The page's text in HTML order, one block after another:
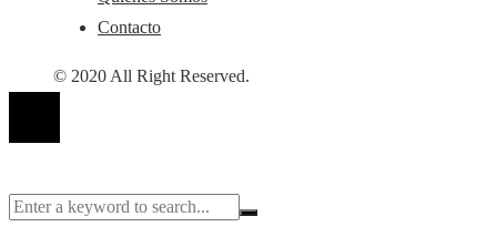
Contacto
© 2020 All Right Reserved.